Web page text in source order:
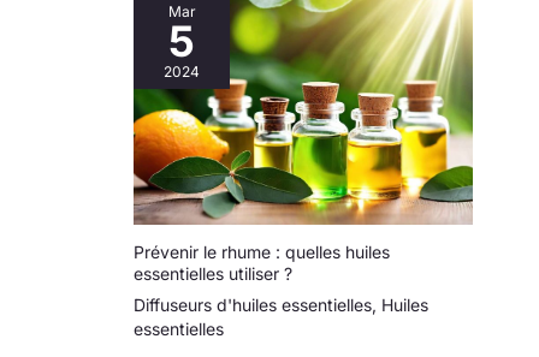
Mar
5
2024
Prévenir le rhume : quelles huiles
essentielles utiliser ?
Diffuseurs d'huiles essentielles, Huiles
essentielles